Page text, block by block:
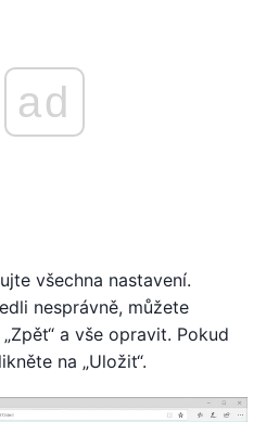
ad
všechna nastavení.
nesprávně, můžete
a vše opravit. Pokud
na „Uložit“.